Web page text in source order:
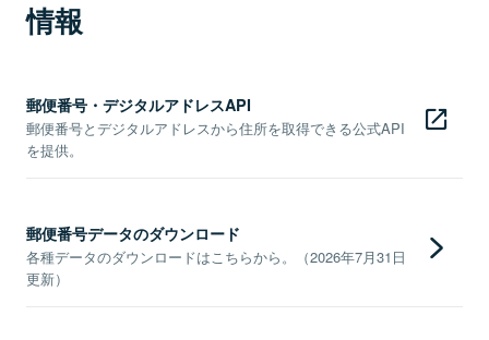
情報
郵便番号・デジタルアドレスAPI
郵便番号とデジタルアドレスから住所を取得できる公式API
を提供。
郵便番号データのダウンロード
各種データのダウンロードはこちらから。（2026年7月31日
更新）